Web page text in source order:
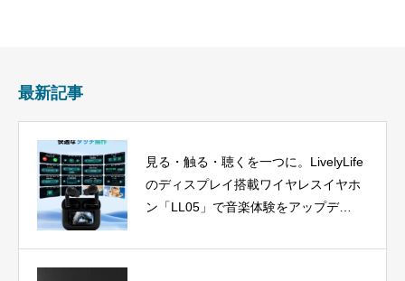
最新記事
見る・触る・聴くを一つに。LivelyLife
のディスプレイ搭載ワイヤレスイヤホ
ン「LL05」で音楽体験をアップデー